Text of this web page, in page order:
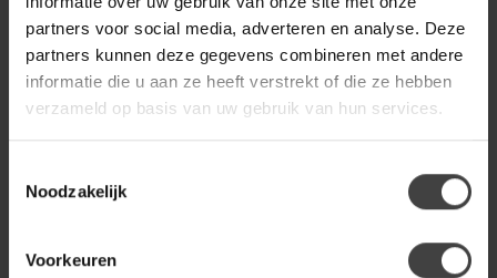
partners voor social media, adverteren en analyse. Deze
partners kunnen deze gegevens combineren met andere
informatie die u aan ze heeft verstrekt of die ze hebben
verzameld op basis van uw gebruik van hun services.
Noodzakelijk
Voorkeuren
BEPUREHOME
BePureHome Kussen Lurex
24,95
7,50
Label51 Sierkussen Rib - Zwart
Op voorraad